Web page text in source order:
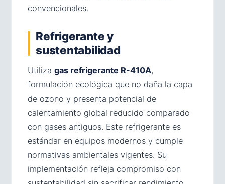
convencionales.
Refrigerante y
sustentabilidad
Utiliza gas refrigerante R-410A,
formulación ecológica que no daña la capa
de ozono y presenta potencial de
calentamiento global reducido comparado
con gases antiguos. Este refrigerante es
estándar en equipos modernos y cumple
normativas ambientales vigentes. Su
implementación refleja compromiso con